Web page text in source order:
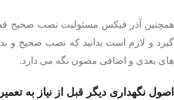
همچنین آذر فیکس مسئولیت نصب صحیح
گیرد و لازم است بدانید که نصب صحیح و
های بعدی و اضافی مصون نگه می دارد.
اصول نگهداری دیگر قبل از نیاز به